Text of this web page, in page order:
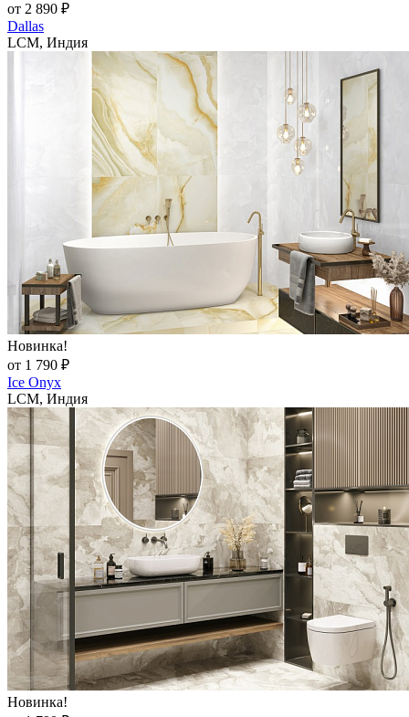
от 2 890 ₽
Dallas
LCM, Индия
Новинка!
от 1 790 ₽
Ice Onyx
LCM, Индия
Новинка!